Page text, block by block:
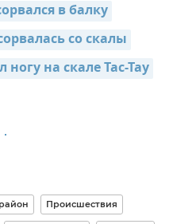
в балку
со скалы
на скале Тас-Тау
Происшествия